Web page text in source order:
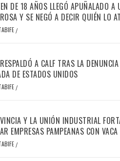
DE 18 AÑOS LLEGÓ APUÑALADO
Y SE NEGÓ A DECIR QUIÉN LO
/
A CALF TRAS LA
DE ESTADOS UNIDOS
/
Y LA UNIÓN INDUSTRIAL
EMPRESAS PAMPEANAS CON
/